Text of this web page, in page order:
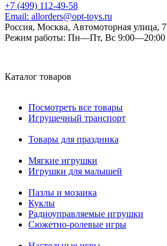
+7 (499) 112-49-58
Email: allorders@opt-toys.ru
Россия, Москва, Автомоторная улица, 7
Режим работы: Пн—Пт, Вс 9:00—20:00
Каталог товаров
Посмотреть все товары
Игрушечный транспорт
Товары для праздника
Мягкие игрушки
Игрушки для малышей
Пазлы и мозаика
Куклы
Радиоуправляемые игрушки
Сюжетно-ролевые игры